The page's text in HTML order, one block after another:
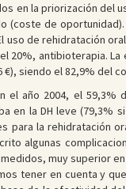
en la priorización del
de
de rehidratación
antibioterapia. La
€), siendo el 82,9% del
el año 2004, el
en la DH leve (79,3%
la rehidratación
algunas
muy superior en
tener en cuenta y